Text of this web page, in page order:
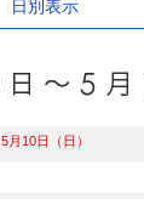
日別表示
5月10日（日）